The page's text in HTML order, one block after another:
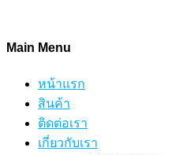
Main Menu
หน้าแรก
สินค้า
ติดต่อเรา
เกี่ยวกับเรา